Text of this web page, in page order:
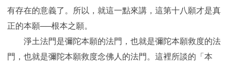
有存在的意義了。所以，就這一點來講，這第十八願才是真
正的本願──根本之願。
淨土法門是彌陀本願的法門，也就是彌陀本願救度的法
門，也就是彌陀本願救度念佛人的法門。這裡所談的「本